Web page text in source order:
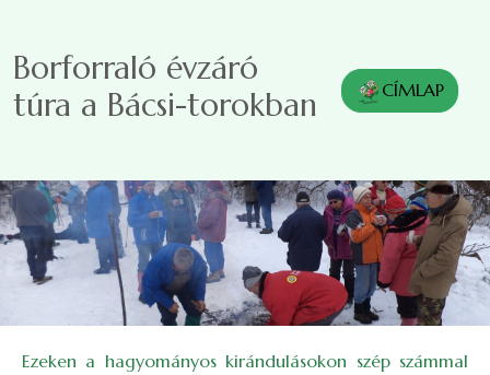
Borforraló évzáró
túra a Bácsi-torokban
CÍMLAP
Ezeken a hagyományos kirándulásokon szép számmal